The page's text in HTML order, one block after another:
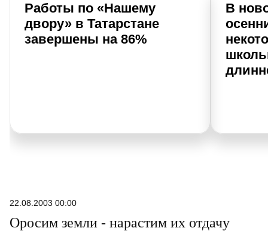
Работы по «Нашему
двору» в Татарстане
завершены на 86%
В
22.08.2003 00:00
Оросим земли - нарастим их отдачу